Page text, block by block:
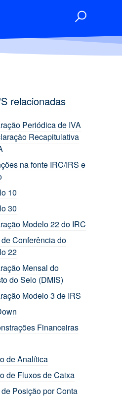
relacionadas
Periódica de IVA
Recapitulativa
na fonte IRC/IRS e
10
30
Modelo 22 do IRC
Conferência do
22
Mensal do
do Selo (DMIS)
Modelo 3 de IRS
Financeiras
de Analítica
de Fluxos de Caixa
Posição por Conta